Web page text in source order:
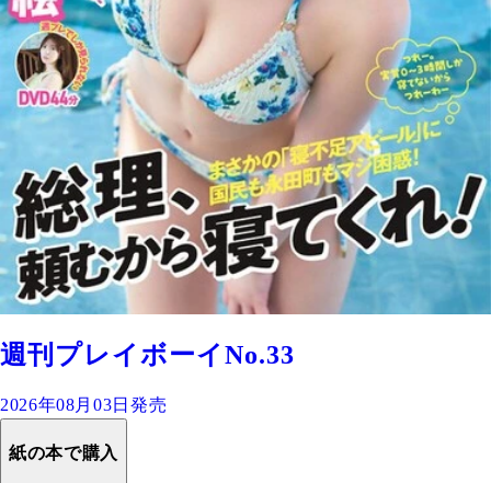
週刊プレイボーイNo.33
2026年08月03日発売
紙の本で購入